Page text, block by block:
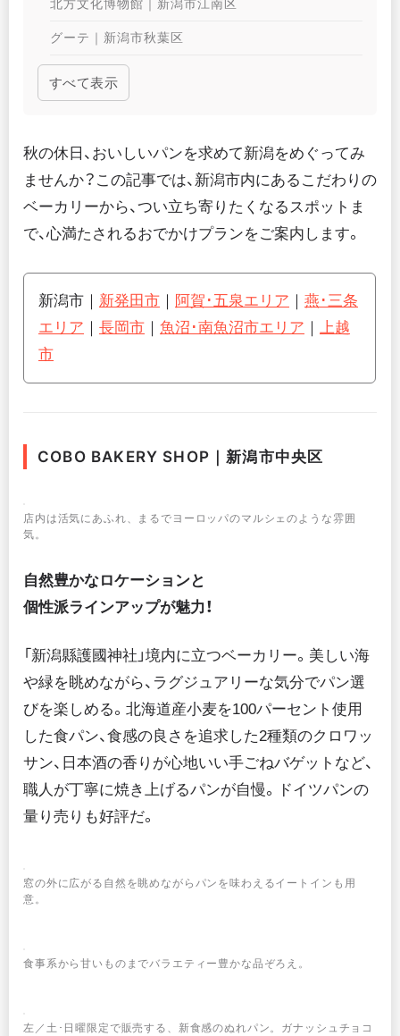
北方文化博物館｜新潟市江南区
グーテ｜新潟市秋葉区
中野邸記念館｜新潟市秋葉区
すべて表示
秋の休日、おいしいパンを求めて新潟をめぐってみ
ませんか？この記事では、新潟市内にあるこだわりの
ベーカリーから、つい立ち寄りたくなるスポットま
で、心満たされるおでかけプランをご案内します。
新潟市｜ 新発田市 阿賀･五泉エリア
燕･三条
エリア
長岡市 魚沼･南魚沼市エリア
上越
市
COBO BAKERY SHOP｜新潟市中央区
店内は活気にあふれ、まるでヨーロッパのマルシェのような雰囲
気。
自然豊かなロケーションと
個性派ラインアップが魅力！
「新潟縣護國神社」境内に立つベーカリー。美しい海
や緑を眺めながら、ラグジュアリーな気分でパン選
びを楽しめる。北海道産小麦を100パーセント使用
した食パン、食感の良さを追求した2種類のクロワッ
サン、日本酒の香りが心地いい手ごねバゲットなど、
職人が丁寧に焼き上げるパンが自慢。ドイツパンの
量り売りも好評だ。
窓の外に広がる自然を眺めながらパンを味わえるイートインも用
意。
食事系から甘いものまでバラエティー豊かな品ぞろえ。
左／土･日曜限定で販売する、新食感のぬれパン。ガナッシュチョコ